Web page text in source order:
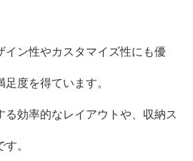
イン性やカスタマイズ性にも優
度を得ています。
る効率的なレイアウトや、収納ス
。